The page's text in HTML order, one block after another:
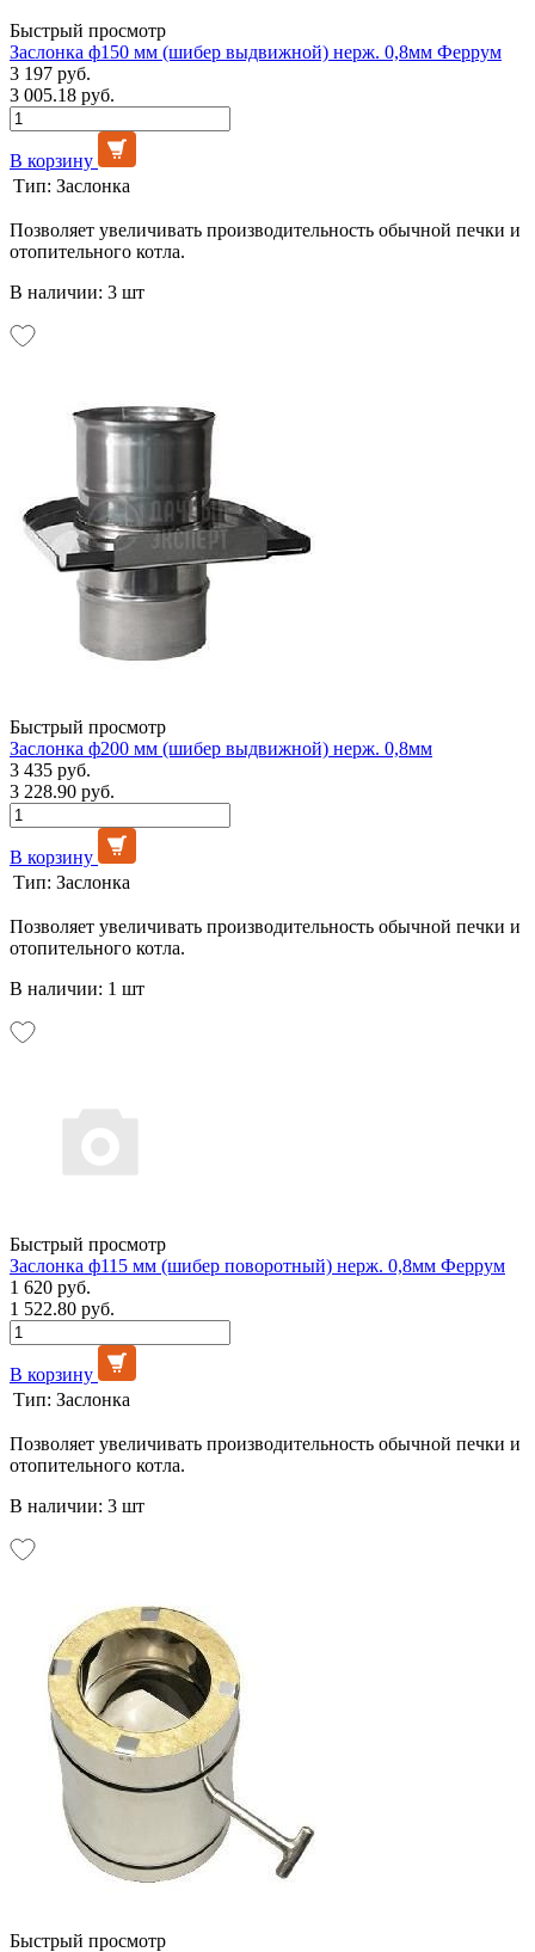
Быстрый просмотр
Заслонка ф150 мм (шибер выдвижной) нерж. 0,8мм Феррум
3 197 руб.
3 005.18 руб.
В корзину
Тип: Заслонка
Позволяет увеличивать производительность обычной печки и
отопительного котла.
В наличии: 3 шт
Быстрый просмотр
Заслонка ф200 мм (шибер выдвижной) нерж. 0,8мм
3 435 руб.
3 228.90 руб.
В корзину
Тип: Заслонка
Позволяет увеличивать производительность обычной печки и
отопительного котла.
В наличии: 1 шт
Быстрый просмотр
Заслонка ф115 мм (шибер поворотный) нерж. 0,8мм Феррум
1 620 руб.
1 522.80 руб.
В корзину
Тип: Заслонка
Позволяет увеличивать производительность обычной печки и
отопительного котла.
В наличии: 3 шт
Быстрый просмотр